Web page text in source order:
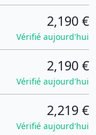
2,190 €
Vérifié aujourd'hui
2,190 €
Vérifié aujourd'hui
2,219 €
Vérifié aujourd'hui